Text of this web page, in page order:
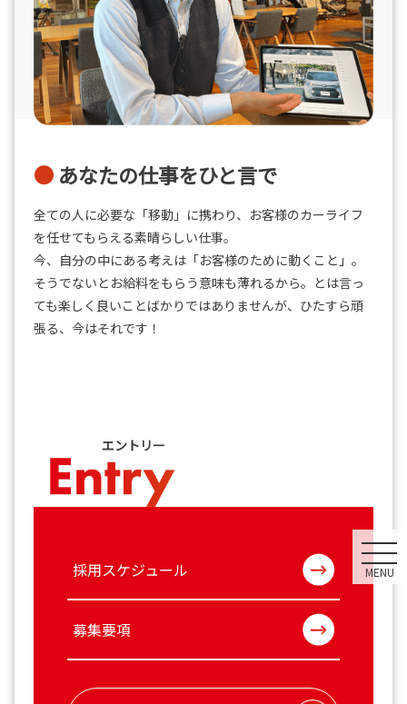
あなたの仕事をひと言で
全ての人に必要な「移動」に携わり、お客様のカーライフ
を任せてもらえる素晴らしい仕事。
今、自分の中にある考えは「お客様のために動くこと」。
そうでないとお給料をもらう意味も薄れるから。とは言っ
ても楽しく良いことばかりではありませんが、ひたすら頑
張る、今はそれです！
エントリー
採用スケジュール
募集要項